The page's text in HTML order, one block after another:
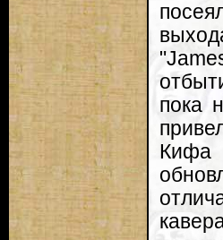
пока
Кифа